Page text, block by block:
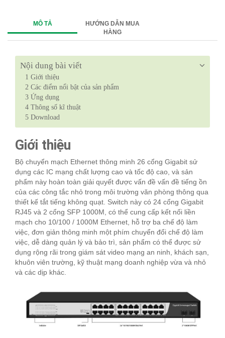
MÔ TẢ
HƯỚNG DẪN MUA
HÀNG
Nội dung bài viết
1 Giới thiệu
2 Các điểm nổi bật của sản phẩm
3 Ứng dụng
4 Thông số kĩ thuật
5 Download
Giới thiệu
Bộ chuyển mạch Ethernet thông minh 26 cổng Gigabit sử
dụng các IC mạng chất lượng cao và tốc độ cao, và sản
phẩm này hoàn toàn giải quyết được vấn đề vấn đề tiếng ồn
của các công tắc nhỏ trong môi trường văn phòng thông qua
thiết kế tắt tiếng không quạt. Switch này có 24 cổng Gigabit
RJ45 và 2 cổng SFP 1000M, có thể cung cấp kết nối liền
mạch cho 10/100 / 1000M Ethernet, hỗ trợ ba chế độ làm
việc, đơn giản thông minh một phím chuyển đổi chế độ làm
việc, dễ dàng quản lý và bảo trì, sản phẩm có thể được sử
dụng rộng rãi trong giám sát video mạng an ninh, khách sạn,
khuôn viên trường, kỹ thuật mạng doanh nghiệp vừa và nhỏ
và các dịp khác.